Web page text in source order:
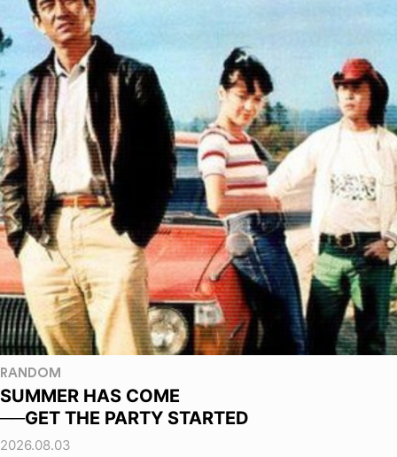
RANDOM
SUMMER HAS COME
──GET THE PARTY STARTED
2026.08.03